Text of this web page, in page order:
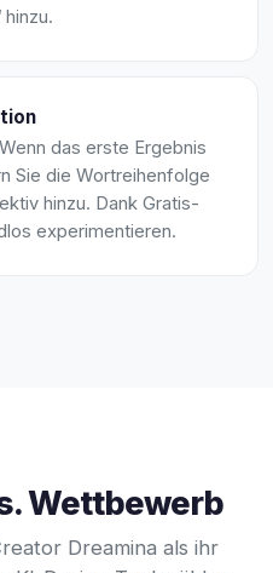
hinzu.
das erste Ergebnis
Sie die Wortreihenfolge
hinzu. Dank Gratis-
experimentieren.
Wettbewerb
Dreamina als ihr